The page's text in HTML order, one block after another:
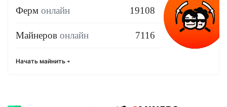
Ферм онлайн 19108
Майнеров онлайн 7116
Начать майнить